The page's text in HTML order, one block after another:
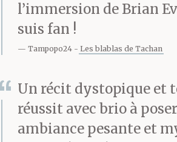
l’immersion de Brian
suis fan !
Tampopo24 Les blablas de Tachan
Un récit dystopique et
réussit avec brio à
ambiance pesante et